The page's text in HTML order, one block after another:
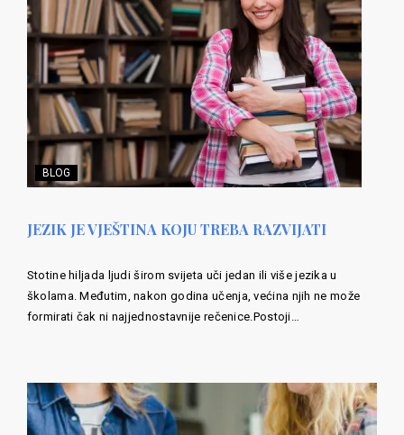
BLOG
JEZIK JE VJEŠTINA KOJU TREBA RAZVIJATI
Stotine hiljada ljudi širom svijeta uči jedan ili više jezika u
školama. Međutim, nakon godina učenja, većina njih ne može
formirati čak ni najjednostavnije rečenice.Postoji…